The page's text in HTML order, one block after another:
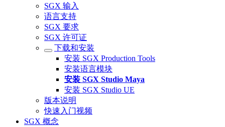
SGX 输入
语言支持
SGX 要求
SGX 许可证
下载和安装
安装 SGX Production Tools
安装语言模块
安装 SGX Studio Maya
安装 SGX Studio UE
版本说明
快速入门视频
SGX 概念